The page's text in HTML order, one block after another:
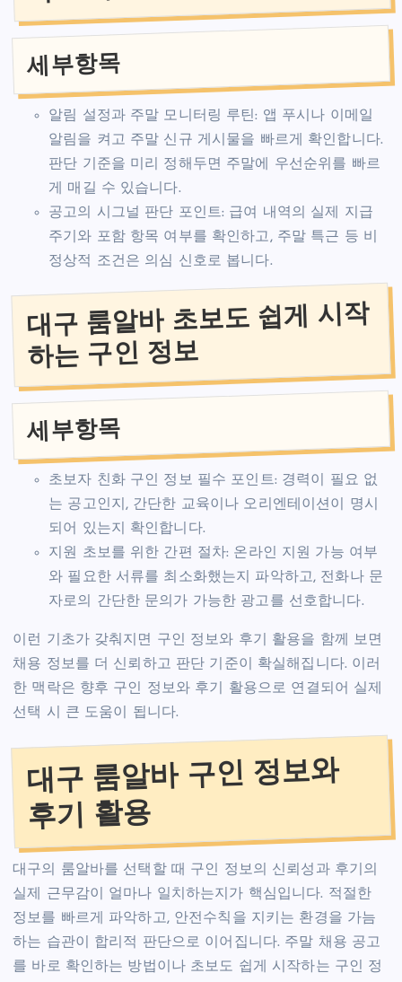
세부항목
알림 설정과 주말 모니터링 루틴: 앱 푸시나 이메일
알림을 켜고 주말 신규 게시물을 빠르게 확인합니다.
판단 기준을 미리 정해두면 주말에 우선순위를 빠르
게 매길 수 있습니다.
공고의 시그널 판단 포인트: 급여 내역의 실제 지급
주기와 포함 항목 여부를 확인하고, 주말 특근 등 비
정상적 조건은 의심 신호로 봅니다.
대구 룸알바 초보도 쉽게 시작
하는 구인 정보
세부항목
초보자 친화 구인 정보 필수 포인트: 경력이 필요 없
는 공고인지, 간단한 교육이나 오리엔테이션이 명시
되어 있는지 확인합니다.
지원 초보를 위한 간편 절차: 온라인 지원 가능 여부
와 필요한 서류를 최소화했는지 파악하고, 전화나 문
자로의 간단한 문의가 가능한 광고를 선호합니다.
이런 기초가 갖춰지면 구인 정보와 후기 활용을 함께 보면
채용 정보를 더 신뢰하고 판단 기준이 확실해집니다. 이러
한 맥락은 향후 구인 정보와 후기 활용으로 연결되어 실제
선택 시 큰 도움이 됩니다.
대구 룸알바 구인 정보와
후기 활용
대구의 룸알바를 선택할 때 구인 정보의 신뢰성과 후기의
실제 근무감이 얼마나 일치하는지가 핵심입니다. 적절한
정보를 빠르게 파악하고, 안전수칙을 지키는 환경을 가늠
하는 습관이 합리적 판단으로 이어집니다. 주말 채용 공고
를 바로 확인하는 방법이나 초보도 쉽게 시작하는 구인 정